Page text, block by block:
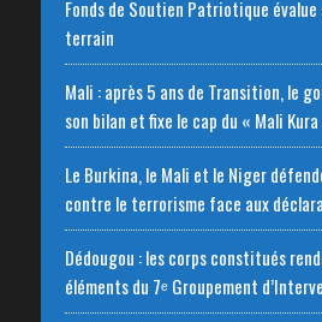
Fonds de Soutien Patriotique
terrain
Mali : après 5 ans de Transition, le
son bilan et fixe le cap du « Mali Kura
Le Burkina, le Mali et le Niger
contre le terrorisme face aux
Dédougou : les corps constitués
éléments du 7ᵉ Groupement